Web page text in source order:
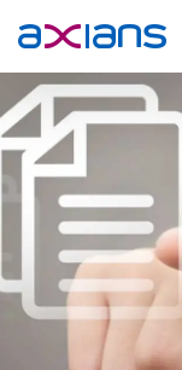
ÜBER UNS